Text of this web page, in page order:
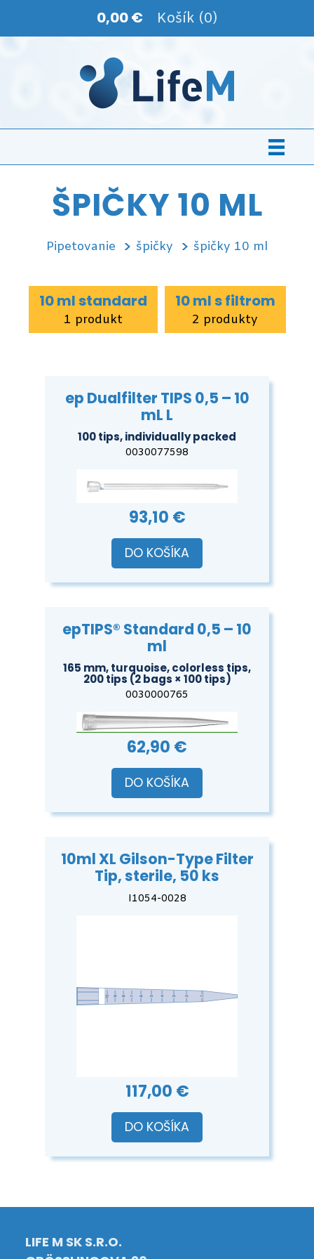
0,00 € Košík (0)
ŠPIČKY 10 ML
Pipetovanie špičky špičky 10 ml
10 ml standard
1 produkt
10 ml s filtrom
2 produkty
ep Dualfilter TIPS 0,5 – 10
mL L
100 tips, individually packed
0030077598
93,10 €
DO KOŠÍKA
epTIPS® Standard 0,5 – 10
ml
165 mm, turquoise, colorless tips,
200 tips (2 bags × 100 tips)
0030000765
62,90 €
DO KOŠÍKA
10ml XL Gilson-Type Filter
Tip, sterile, 50 ks
I1054-0028
117,00 €
DO KOŠÍKA
LIFE M SK S.R.O.